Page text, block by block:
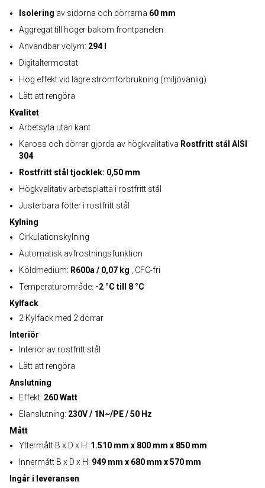
Isolering av sidorna och dörrarna 60 mm
Aggregat till höger bakom frontpanelen
Användbar volym: 294 l
Digitaltermostat
Hög effekt vid lägre strömförbrukning (miljövänlig)
Lätt att rengöra
Kvalitet
Arbetsyta utan kant
Kaross och dörrar gjorda av högkvalitativa Rostfritt stål AISI
304
Rostfritt stål tjocklek: 0,50 mm
Högkvalitativ arbetsplatta i rostfritt stål
Justerbara fötter i rostfritt stål
Kylning
Cirkulationskylning
Automatisk avfrostningsfunktion
Köldmedium: R600a / 0,07 kg , CFC-fri
Temperaturområde: -2 °C till 8 °C
Kylfack
2 Kylfack med 2 dörrar
Interiör
Interiör av rostfritt stål
Lätt att rengöra
Anslutning
Effekt: 260 Watt
Elanslutning: 230V / 1N~/PE / 50 Hz
Mått
Yttermått B x D x H: 1.510 mm x 800 mm x 850 mm
Innermått B x D x H: 949 mm x 680 mm x 570 mm
Ingår i leveransen